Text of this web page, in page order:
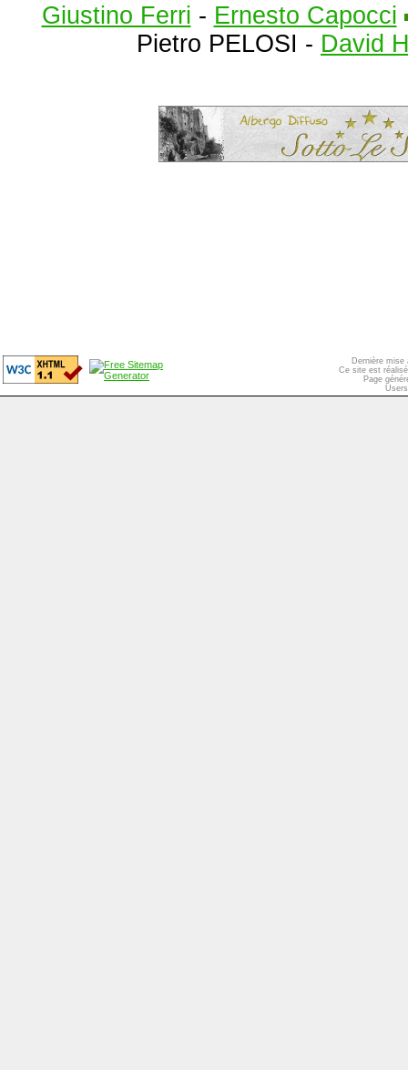
Giustino Ferri - Ernesto Capocci
Pietro PELOSI - David
Dernière mise
Ce site est
Page